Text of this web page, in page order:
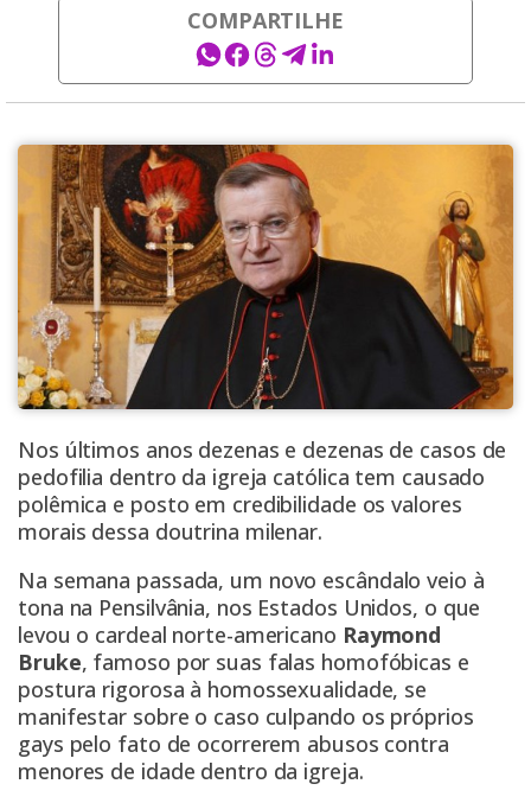
COMPARTILHE
Nos últimos anos dezenas e dezenas de casos de
pedofilia dentro da igreja católica tem causado
polêmica e posto em credibilidade os valores
morais dessa doutrina milenar.
Na semana passada, um novo escândalo veio à
tona na Pensilvânia, nos Estados Unidos, o que
levou o cardeal norte-americano Raymond
Bruke, famoso por suas falas homofóbicas e
postura rigorosa à homossexualidade, se
manifestar sobre o caso culpando os próprios
gays pelo fato de ocorrerem abusos contra
menores de idade dentro da igreja.